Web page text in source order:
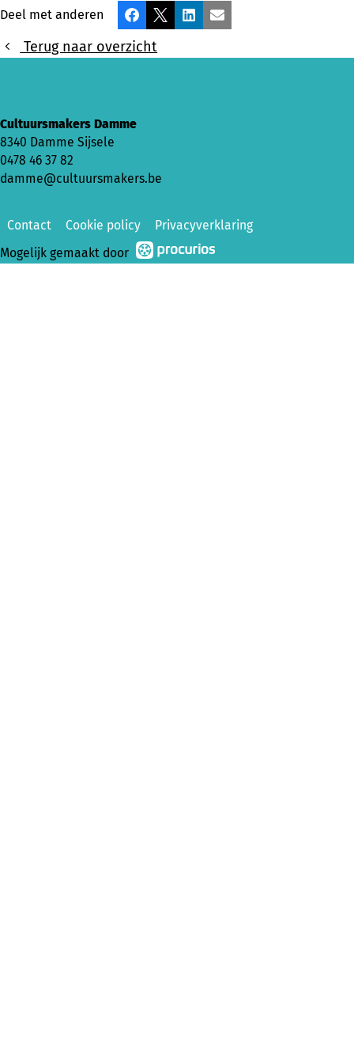
Deel met anderen Facebook
X LinkedInE-mail
Terug naar overzicht
Cultuursmakers Damme
8340 Damme Sijsele
0478 46 37 82
damme@cultuursmakers.be
Contact Cookie policy
Privacyverklaring
Mogelijk gemaakt door